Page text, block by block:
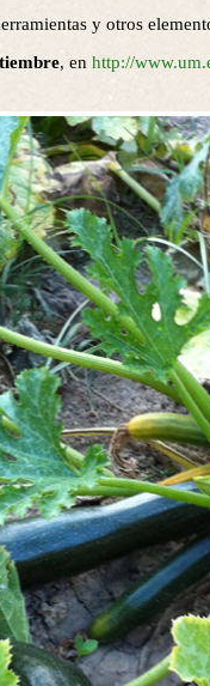
y otros
, en http://